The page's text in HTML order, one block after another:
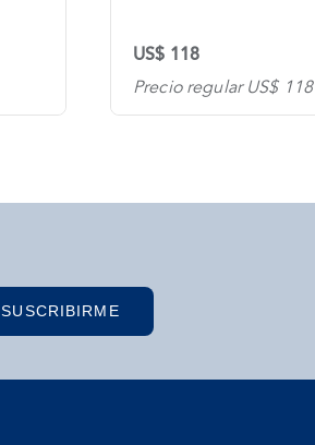
US$ 118
Precio regular US$ 118
SUSCRIBIRME